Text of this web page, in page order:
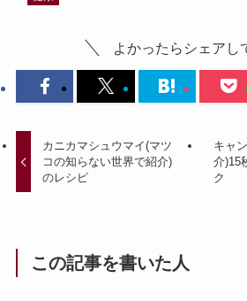
よかったらシェアし
カニカマシュウマイ(マツ
コの知らない世界で紹介)
のレシピ
キャ
介)15
ク
この記事を書いた人